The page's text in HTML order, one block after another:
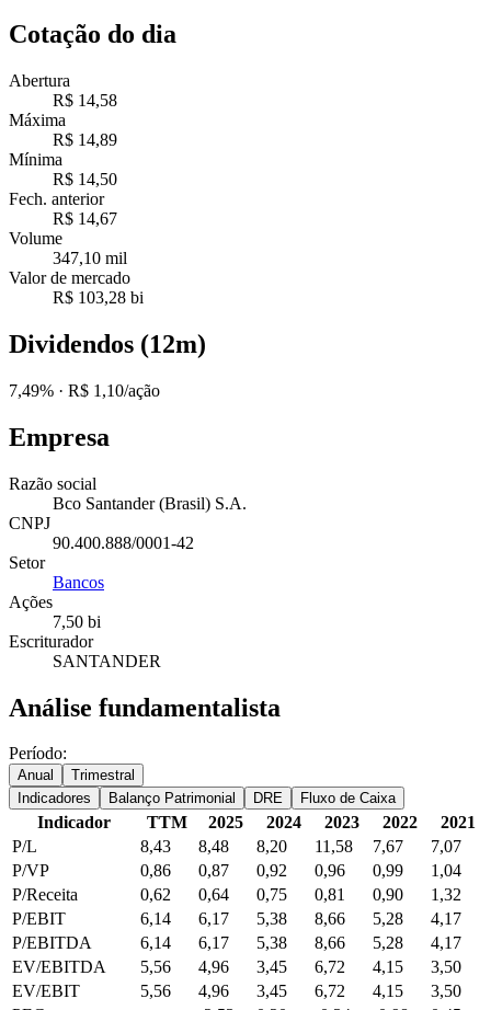
Cotação do dia
Abertura
R$ 14,58
Máxima
R$ 14,89
Mínima
R$ 14,50
Fech. anterior
R$ 14,67
Volume
347,10 mil
Valor de mercado
R$ 103,28 bi
Dividendos (12m)
7,49% · R$ 1,10/ação
Empresa
Razão social
Bco Santander (Brasil) S.A.
CNPJ
90.400.888/0001-42
Setor
Bancos
Ações
7,50 bi
Escriturador
SANTANDER
Análise fundamentalista
Período:
Anual
Trimestral
Indicadores
Balanço Patrimonial DRE Fluxo de Caixa
Indicador TTM 2025 2024 2023 2022
2021
P/L
8,43 8,48 8,20 11,58 7,67
7,07
P/VP
0,86 0,87 0,92 0,96 0,99
1,04
P/Receita
0,62 0,64 0,75 0,81 0,90
1,32
P/EBIT
6,14 6,17 5,38 8,66 5,28
4,17
P/EBITDA
6,14 6,17 5,38 8,66 5,28
4,17
EV/EBITDA
5,56 4,96 3,45 6,72 4,15
3,50
EV/EBIT
5,56 4,96 3,45 6,72 4,15
3,50